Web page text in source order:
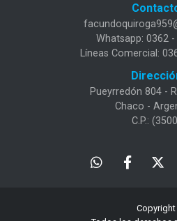
Whatsapp: 0362
Líneas Comercial:
Pueyrredón 804 -
Chaco -
C.P.:
Copyright